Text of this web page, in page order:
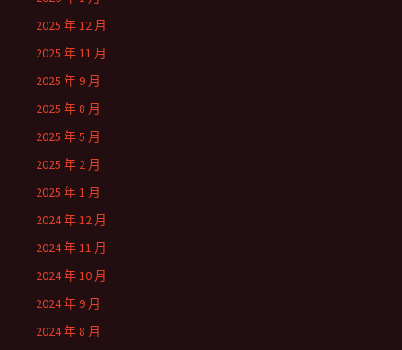
2025 年 12 月
2025 年 11 月
2025 年 9 月
2025 年 8 月
2025 年 5 月
2025 年 2 月
2025 年 1 月
2024 年 12 月
2024 年 11 月
2024 年 10 月
2024 年 9 月
2024 年 8 月